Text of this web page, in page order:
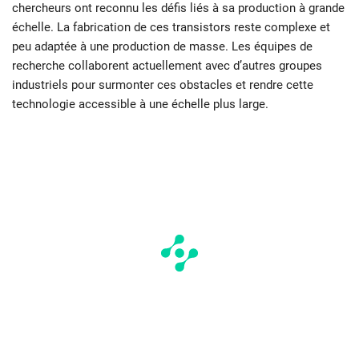
chercheurs ont reconnu les défis liés à sa production à grande
échelle. La fabrication de ces transistors reste complexe et
peu adaptée à une production de masse. Les équipes de
recherche collaborent actuellement avec d’autres groupes
industriels pour surmonter ces obstacles et rendre cette
technologie accessible à une échelle plus large.